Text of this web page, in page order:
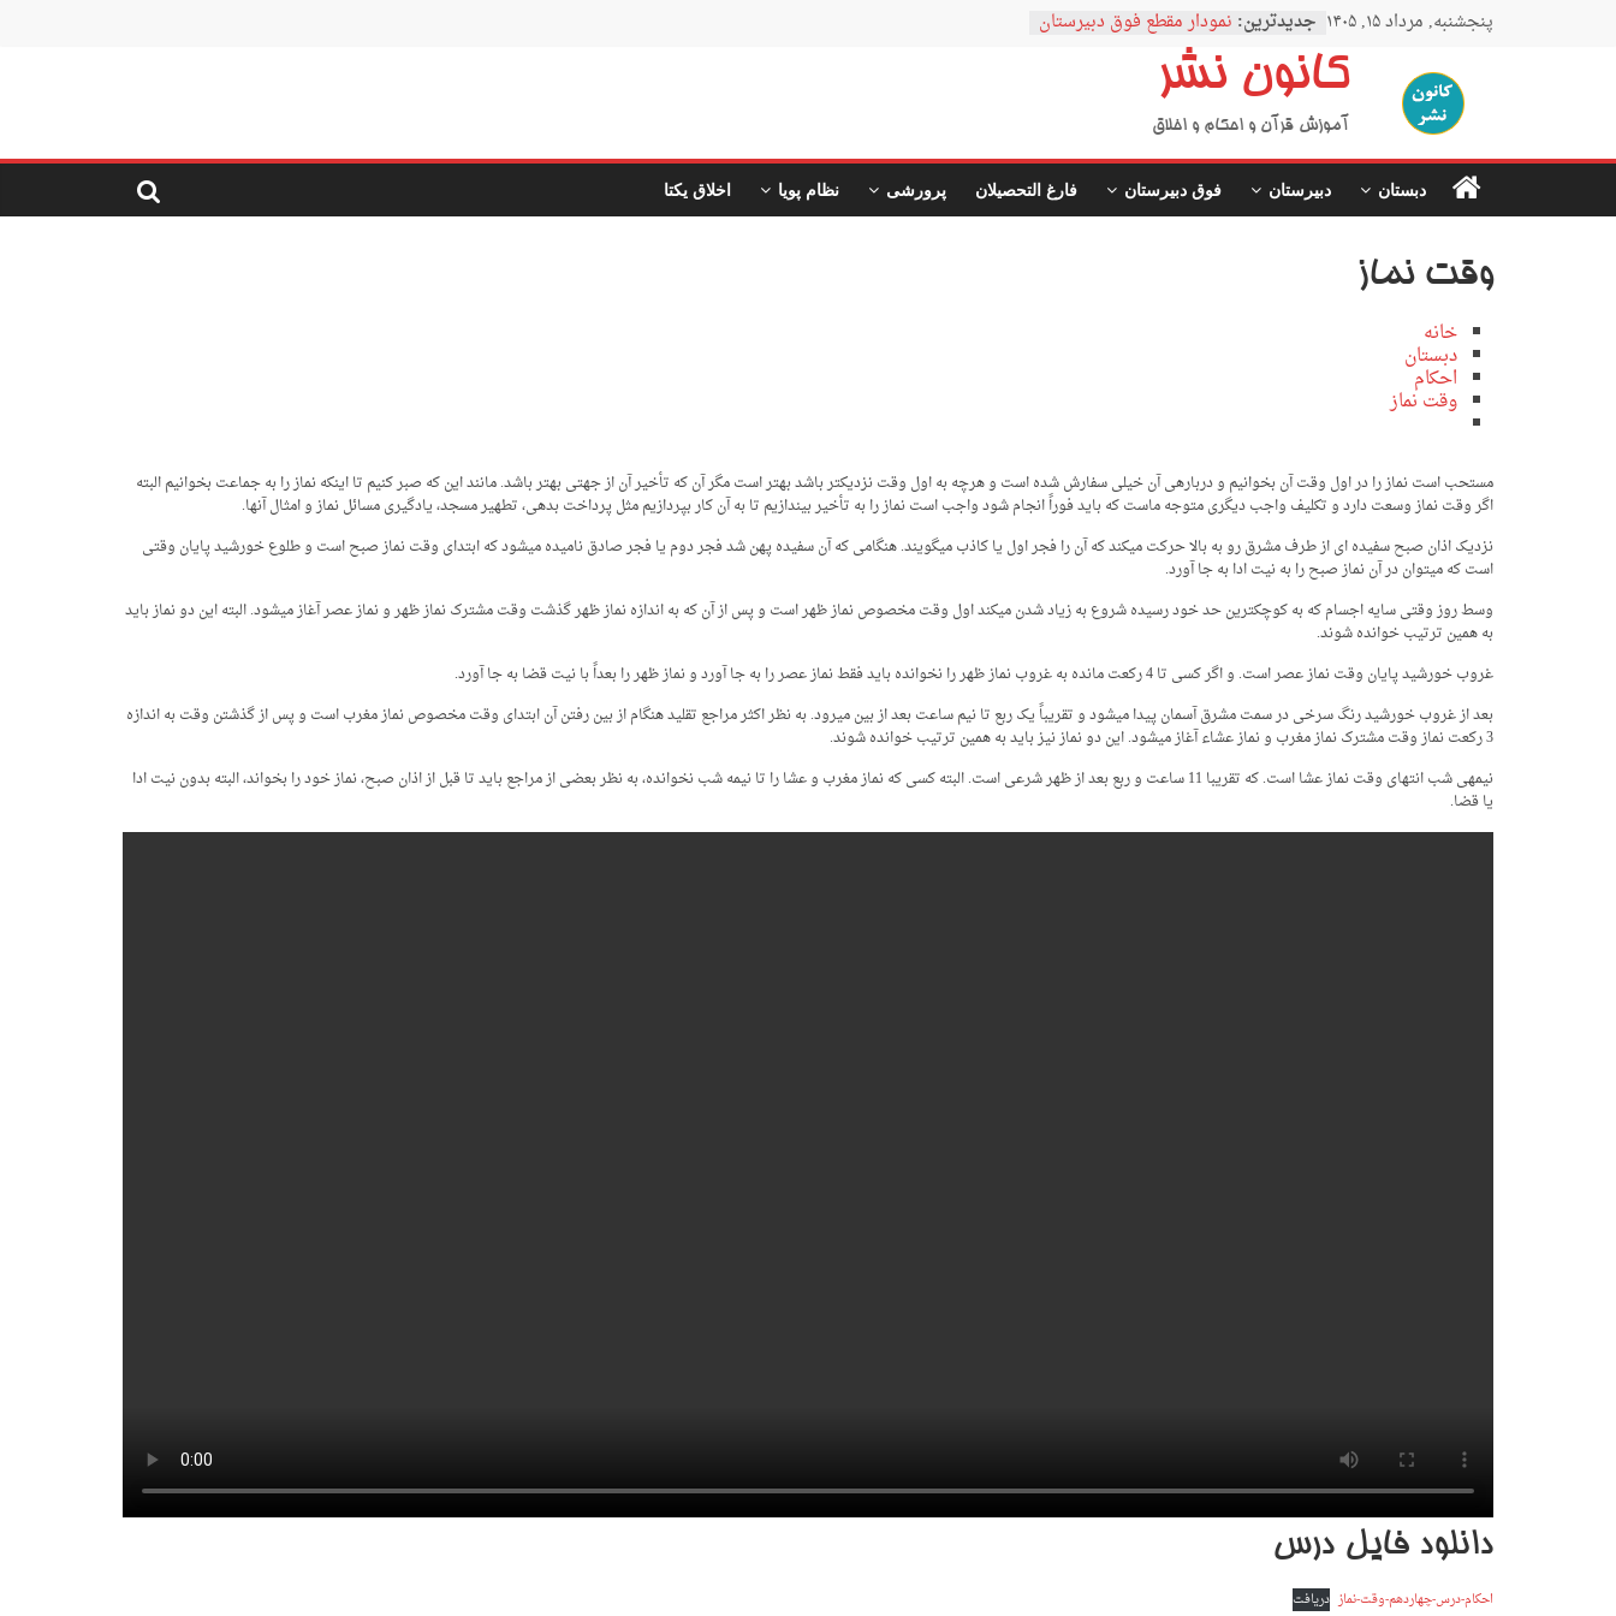
پنجشنبه, مرداد ۱۵, ۱۴۰۵ جدیدترین: نمودار مقطع فوق دبیرستان
اردوی نیمه رمضان
اردوی نیمه شعبان
اردوی غدیر
اردوی محرم
کانون نشر
آموزش قرآن و احکام و اخلاق
دبستان دبیرستان فوق دبیرستان فارغ التحصیلان پرورشی نظام پویا اخلاق یکتا
وقت نماز
خانه
دبستان
احکام
وقت نماز
مستحب است نماز را در اول وقت آن بخوانیم و درباره­ی آن خیلی سفارش شده است و هرچه به اول وقت نزدیک­تر باشد بهتر است مگر آن که تأخیر آن از جهتی بهتر باشد. مانند این­ که صبر کنیم تا این­که نماز را به جماعت بخوانیم البته
اگر وقت نماز وسعت دارد و تکلیف واجب دیگری متوجه ماست که باید فوراً انجام شود واجب است نماز را به تأخیر بیندازیم تا به آن کار بپردازیم مثل پرداخت بدهی، تطهیر مسجد، یادگیری مسائل نماز و امثال آن­ها.
نزدیک اذان صبح سفیده­ ای از طرف مشرق رو به بالا حرکت می­کند که آن را فجر اول یا کاذب می­گویند. هنگامی که آن سفیده پهن شد فجر دوم یا فجر صادق نامیده می­شود که ابتدای وقت نماز صبح است و طلوع خورشید پایان وقتی
است که می­توان در آن نماز صبح را به نیت ادا به جا آورد.
وسط روز وقتی سایه اجسام که به کوچک­ترین حد خود رسیده شروع به زیاد شدن می­کند اول وقت مخصوص نماز ظهر است و پس از آن که به اندازه نماز ظهر گذشت وقت مشترک نماز ظهر و نماز عصر آغاز می­شود. البته این دو نماز باید
به همین ترتیب خوانده شوند.
غروب خورشید پایان وقت نماز عصر است. و اگر کسی تا 4 رکعت مانده به غروب نماز ظهر را نخوانده باید فقط نماز عصر را به جا آورد و نماز ظهر را بعداً با نیت قضا به جا آورد.
بعد از غروب خورشید رنگ سرخی در سمت مشرق آسمان پیدا می­شود و تقریباً یک ربع تا نیم ساعت بعد از بین می­رود. به نظر اکثر مراجع تقلید هنگام از بین رفتن آن ابتدای وقت مخصوص نماز مغرب است و پس از گذشتن وقت به اندازه
3 رکعت نماز وقت مشترک نماز مغرب و نماز عشاء آغاز می­شود. این دو نماز نیز باید به همین ترتیب خوانده شوند.
نیمه­ی شب انتهای وقت نماز عشا است. که تقریبا 11 ساعت و ربع بعد از ظهر شرعی است. البته کسی که نماز مغرب و عشا را تا نیمه شب نخوانده، به نظر بعضی از مراجع باید تا قبل از اذان صبح، نماز خود را بخواند، البته بدون نیت ادا
یا قضا.
دانلود فایل درس
احکام-درس-چهاردهم-وقت-نماز دریافت